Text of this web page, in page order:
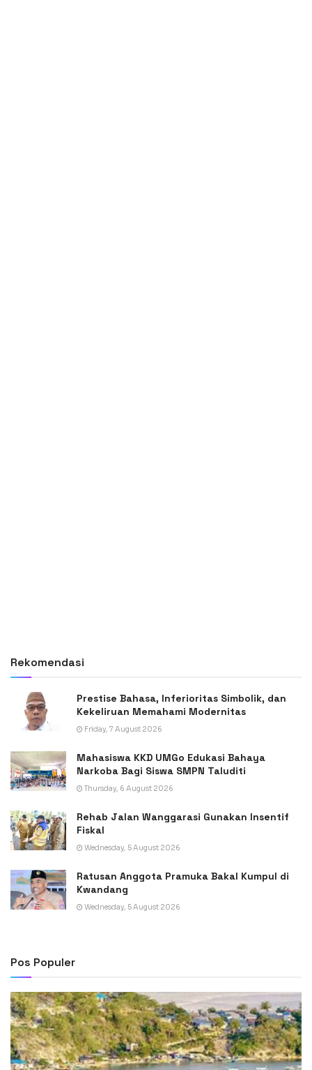
Rekomendasi
Prestise Bahasa, Inferioritas Simbolik, dan
Kekeliruan Memahami Modernitas
Friday, 7 August 2026
Mahasiswa KKD UMGo Edukasi Bahaya
Narkoba Bagi Siswa SMPN Taluditi
Thursday, 6 August 2026
Rehab Jalan Wanggarasi Gunakan Insentif
Fiskal
Wednesday, 5 August 2026
Ratusan Anggota Pramuka Bakal Kumpul di
Kwandang
Wednesday, 5 August 2026
Pos Populer